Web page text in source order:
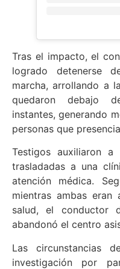
Tras el impacto, el
logrado detenerse
marcha, arrollando a
quedaron debajo
instantes, generando
personas que
Testigos auxiliaron
trasladadas a una
atención médica.
mientras ambas
salud, el conductor
abandonó el centro
Las circunstancias
investigación por